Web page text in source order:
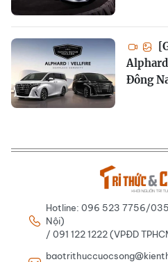
Đông
Hotline: 096 523 7756/
Nội)
/ 091 122 1222 (VPĐD